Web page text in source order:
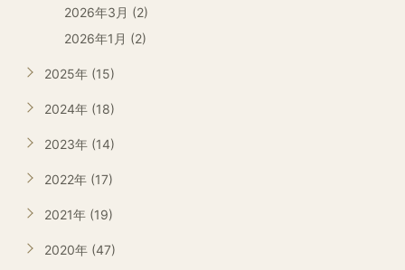
2026年3月 (2)
2026年1月 (2)
2025年 (15)
2024年 (18)
2023年 (14)
2022年 (17)
2021年 (19)
2020年 (47)